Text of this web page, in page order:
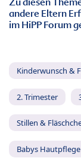
andere Eltern
im HiPP Forum
Kinderwunsch &
2. Trimester
Stillen &
Babys Hautpflege